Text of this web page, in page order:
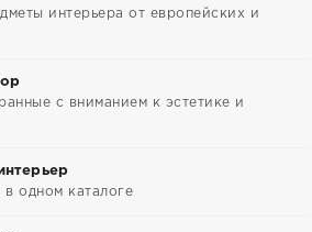
интерьера от европейских и
с вниманием к эстетике и
в одном каталоге